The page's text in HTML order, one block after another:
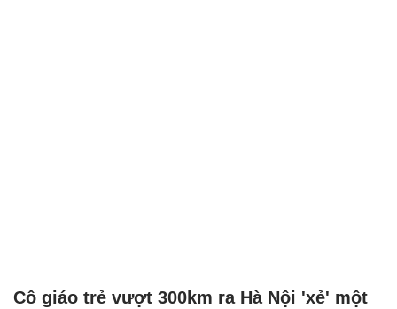
Cô giáo trẻ vượt 300km ra Hà Nội 'xẻ' một